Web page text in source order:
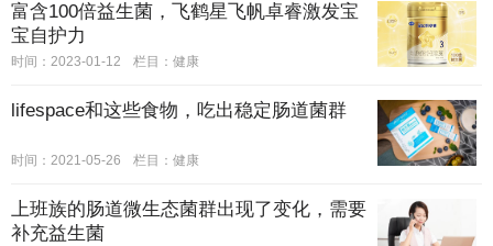
富含100倍益生菌，飞鹤星飞帆卓睿激发宝
宝自护力
时间：2023-01-12 栏目： 健康
lifespace和这些食物，吃出稳定肠道菌群
时间：2021-05-26 栏目： 健康
上班族的肠道微生态菌群出现了变化，需要
补充益生菌